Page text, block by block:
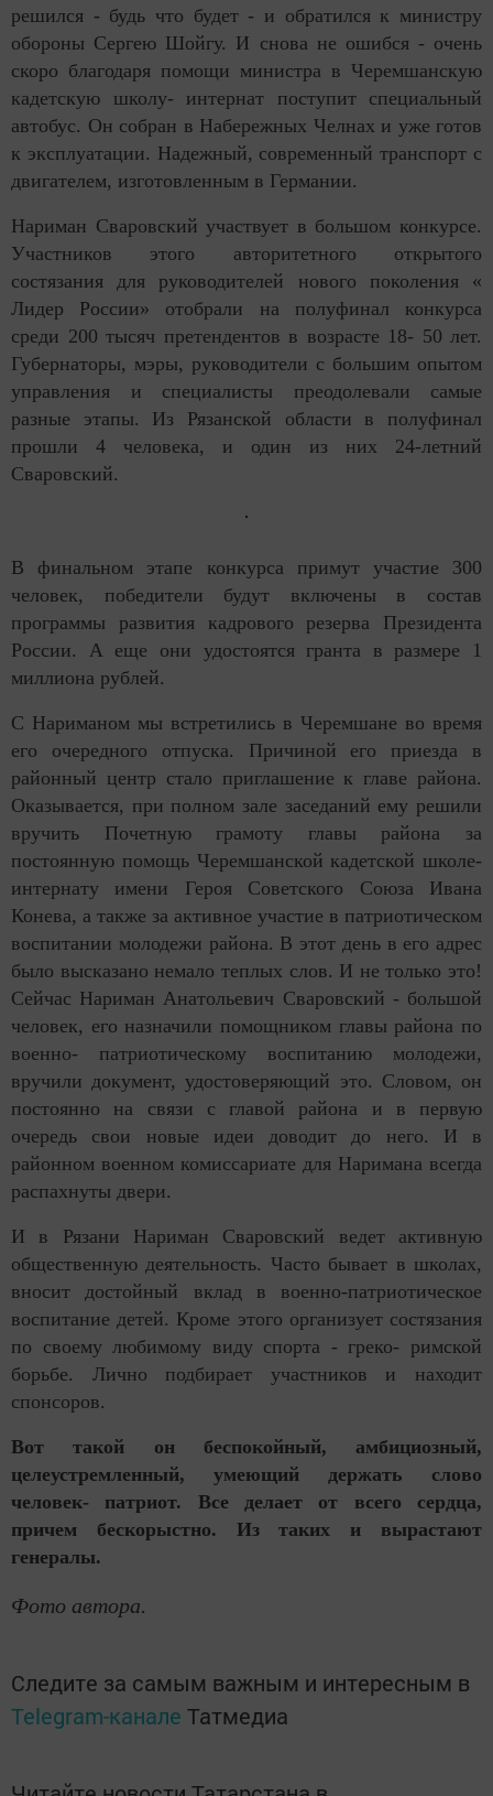
решился - будь что будет - и обратился к министру
обороны Сергею Шойгу. И снова не ошибся - очень
скоро благодаря помощи министра в Черемшанскую
кадетскую школу- интернат поступит специальный
автобус. Он собран в Набережных Челнах и уже готов
к эксплуатации. Надежный, современный транспорт с
двигателем, изготовленным в Германии.
Нариман Сваровский участвует в большом конкурсе.
Участников этого авторитетного открытого
состязания для руководителей нового поколения «
Лидер России» отобрали на полуфинал конкурса
среди 200 тысяч претендентов в возрасте 18- 50 лет.
Губернаторы, мэры, руководители с большим опытом
управления и специалисты преодолевали самые
разные этапы. Из Рязанской области в полуфинал
прошли 4 человека, и один из них 24-летний
Сваровский.
В финальном этапе конкурса примут участие 300
человек, победители будут включены в состав
программы развития кадрового резерва Президента
России. А еще они удостоятся гранта в размере 1
миллиона рублей.
С Нариманом мы встретились в Черемшане во время
его очередного отпуска. Причиной его приезда в
районный центр стало приглашение к главе района.
Оказывается, при полном зале заседаний ему решили
вручить Почетную грамоту главы района за
постоянную помощь Черемшанской кадетской школе-
интернату имени Героя Советского Союза Ивана
Конева, а также за активное участие в патриотическом
воспитании молодежи района. В этот день в его адрес
было высказано немало теплых слов. И не только это!
Сейчас Нариман Анатольевич Сваровский - большой
человек, его назначили помощником главы района по
военно- патриотическому воспитанию молодежи,
вручили документ, удостоверяющий это. Словом, он
постоянно на связи с главой района и в первую
очередь свои новые идеи доводит до него. И в
районном военном комиссариате для Наримана всегда
распахнуты двери.
И в Рязани Нариман Сваровский ведет активную
общественную деятельность. Часто бывает в школах,
вносит достойный вклад в военно-патриотическое
воспитание детей. Кроме этого организует состязания
по своему любимому виду спорта - греко- римской
борьбе. Лично подбирает участников и находит
спонсоров.
Вот такой он беспокойный, амбициозный,
целеустремленный, умеющий держать слово
человек- патриот. Все делает от всего сердца,
причем бескорыстно. Из таких и вырастают
генералы.
Фото автора.
Следите за самым важным и интересным в
Telegram-канале Татмедиа